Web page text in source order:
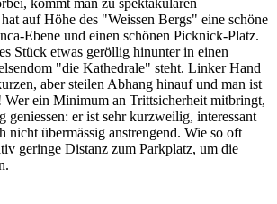
auf Höhe des "Weissen Bergs" eine schöne
Ebene und einen schönen Picknick-Platz.
Stück etwas geröllig hinunter in einen
"die Kathedrale" steht. Linker Hand
aber steilen Abhang hinauf und man ist
Wer ein Minimum an Trittsicherheit mitbringt,
geniessen: er ist sehr kurzweilig, interessant
nicht übermässig anstrengend. Wie so oft
geringe Distanz zum Parkplatz, um die